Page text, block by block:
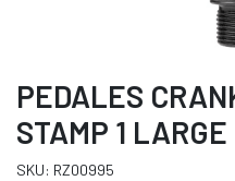
PEDALES
STAMP 1 LARGE
SKU: RZ00995